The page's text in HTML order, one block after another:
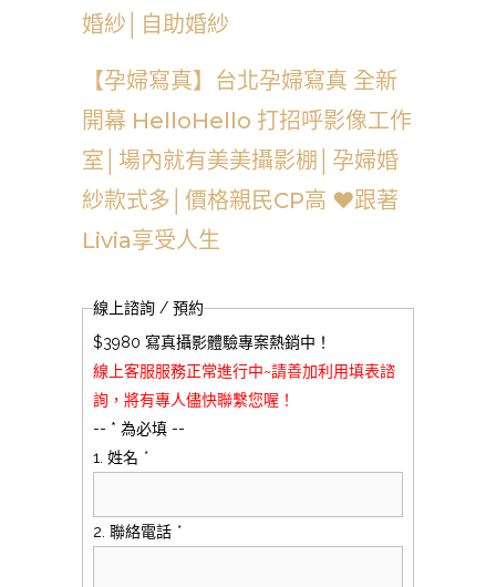
婚紗│自助婚紗
【孕婦寫真】台北孕婦寫真 全新
開幕 HelloHello 打招呼影像工作
室│場內就有美美攝影棚│孕婦婚
紗款式多│價格親民CP高 ❤跟著
Livia享受人生
線上諮詢 / 預約
$3980 寫真攝影體驗專案熱銷中！
線上客服服務正常進行中~請善加利用填表諮
詢，將有專人儘快聯繫您喔！
-- * 為必填 --
1. 姓名 *
2. 聯絡電話 *